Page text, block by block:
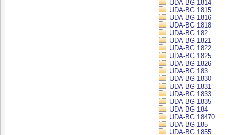
UDA-BG 1814
UDA-BG 1815
UDA-BG 1816
UDA-BG 1818
UDA-BG 182
UDA-BG 1821
UDA-BG 1822
UDA-BG 1825
UDA-BG 1826
UDA-BG 183
UDA-BG 1830
UDA-BG 1831
UDA-BG 1833
UDA-BG 1835
UDA-BG 184
UDA-BG 18470
UDA-BG 185
UDA-BG 1855